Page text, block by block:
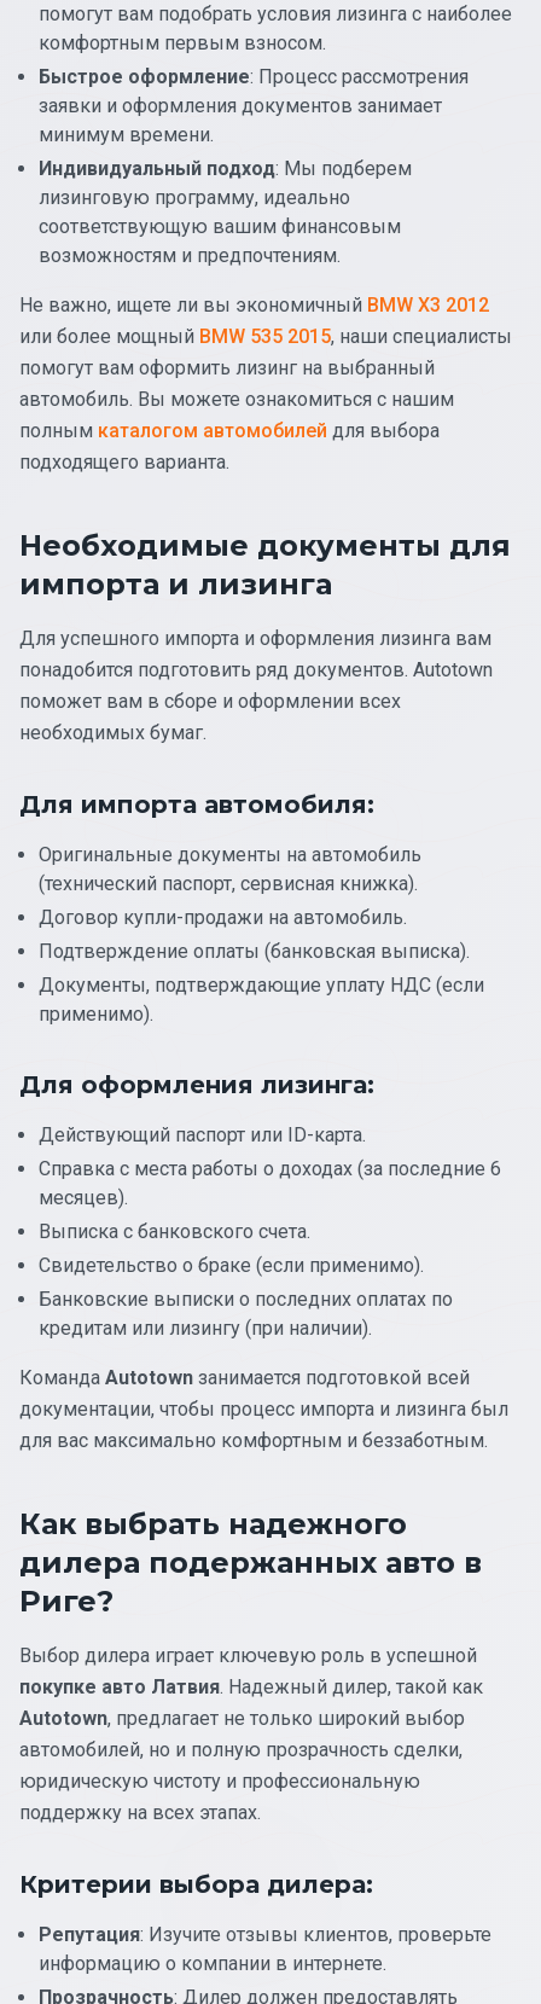
помогут вам подобрать условия лизинга с наиболее
комфортным первым взносом.
Быстрое оформление: Процесс рассмотрения
заявки и оформления документов занимает
минимум времени.
Индивидуальный подход: Мы подберем
лизинговую программу, идеально
соответствующую вашим финансовым
возможностям и предпочтениям.
Не важно, ищете ли вы экономичный BMW X3 2012
или более мощный BMW 535 2015, наши специалисты
помогут вам оформить лизинг на выбранный
автомобиль. Вы можете ознакомиться с нашим
полным каталогом автомобилей для выбора
подходящего варианта.
Необходимые документы для
импорта и лизинга
Для успешного импорта и оформления лизинга вам
понадобится подготовить ряд документов. Autotown
поможет вам в сборе и оформлении всех
необходимых бумаг.
Для импорта автомобиля:
Оригинальные документы на автомобиль
(технический паспорт, сервисная книжка).
Договор купли-продажи на автомобиль.
Подтверждение оплаты (банковская выписка).
Документы, подтверждающие уплату НДС (если
применимо).
Для оформления лизинга:
Действующий паспорт или ID-карта.
Справка с места работы о доходах (за последние 6
месяцев).
Выписка с банковского счета.
Свидетельство о браке (если применимо).
Банковские выписки о последних оплатах по
кредитам или лизингу (при наличии).
Команда Autotown занимается подготовкой всей
документации, чтобы процесс импорта и лизинга был
для вас максимально комфортным и беззаботным.
Как выбрать надежного
дилера подержанных авто в
Риге?
Выбор дилера играет ключевую роль в успешной
покупке авто Латвия. Надежный дилер, такой как
Autotown, предлагает не только широкий выбор
автомобилей, но и полную прозрачность сделки,
юридическую чистоту и профессиональную
поддержку на всех этапах.
Критерии выбора дилера:
Репутация: Изучите отзывы клиентов, проверьте
информацию о компании в интернете.
Прозрачность: Дилер должен предоставлять